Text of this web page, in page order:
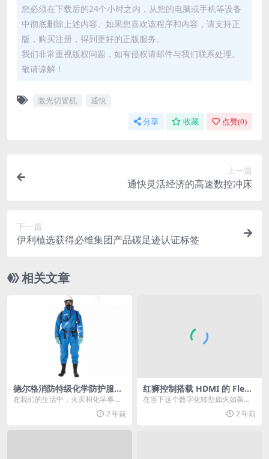
您必须在下载后的24个小时之内，从您的电脑或手机等设备
中彻底删除上述内容。如果您喜欢该程序和内容，请支持正
版，购买注册，得到更好的正版服务。
我们非常重视版权问题，如有侵权请邮件与我们联系处理。
敬请谅解！
激光切管机 通快
分享 收藏 点赞(0)
上一篇
通快灵活经济的高速数控冲床
下一篇
伊利植选获得必维集团产品碳足迹认证标签
相关文章
德尔格消防特级化学防护服，
为卓越而生
在我们的生活中，火灾和化学事故
的威胁时刻存在，而消防员作为我
2 年前
红狮控制搭载 HDMI 的 FlexE
dge协议转换器
在当下这个数字化转型如火如荼的
时代，红狮控制以其卓越的创新技
2 年前